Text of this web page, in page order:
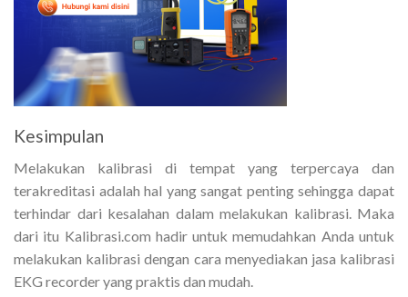
Kesimpulan
Melakukan kalibrasi di tempat yang terpercaya dan
terakreditasi adalah hal yang sangat penting sehingga dapat
terhindar dari kesalahan dalam melakukan kalibrasi. Maka
dari itu Kalibrasi.com hadir untuk memudahkan Anda untuk
melakukan kalibrasi dengan cara menyediakan jasa kalibrasi
EKG recorder yang praktis dan mudah.